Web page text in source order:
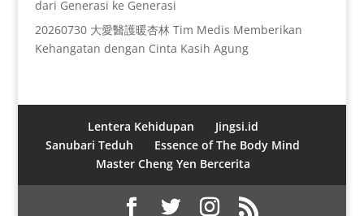
dari Generasi ke Generasi
20260730 大愛醫護暖杏林 Tim Medis Memberikan
Kehangatan dengan Cinta Kasih Agung
Lentera Kehidupan
Jingsi.id
Sanubari Teduh
Essence of The Body Mind
Master Cheng Yen Bercerita